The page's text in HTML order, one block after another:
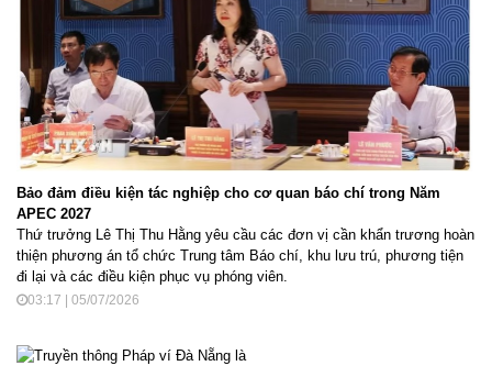
Bảo đảm điều kiện tác nghiệp cho cơ quan báo chí trong Năm
APEC 2027
Thứ trưởng Lê Thị Thu Hằng yêu cầu các đơn vị cần khẩn trương hoàn
thiện phương án tổ chức Trung tâm Báo chí, khu lưu trú, phương tiện
đi lại và các điều kiện phục vụ phóng viên.
03:17 | 05/07/2026